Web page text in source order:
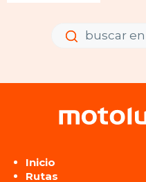
Enviar
Enviar
Inicio
Rutas